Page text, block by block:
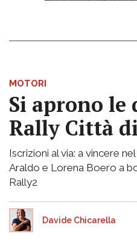
MOTORI
Si aprono le
Rally Città
Iscrizioni al via: a vincere
Araldo e Lorena Boero a
Rally2
Davide Chicarella